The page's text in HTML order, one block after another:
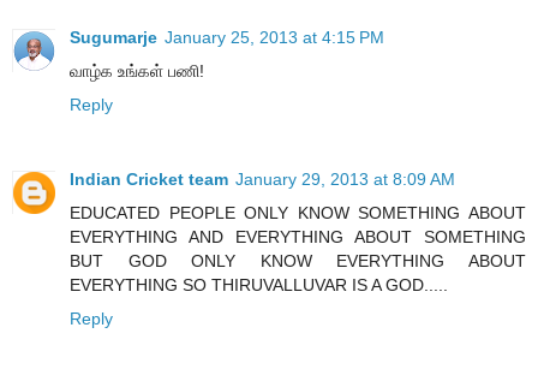
Sugumarje January 25, 2013 at 4:15 PM
வாழ்க உங்கள் பணி!
Reply
Indian Cricket team January 29, 2013 at 8:09 AM
EDUCATED PEOPLE ONLY KNOW SOMETHING ABOUT
EVERYTHING AND EVERYTHING ABOUT SOMETHING
BUT GOD ONLY KNOW EVERYTHING ABOUT
EVERYTHING SO THIRUVALLUVAR IS A GOD.....
Reply